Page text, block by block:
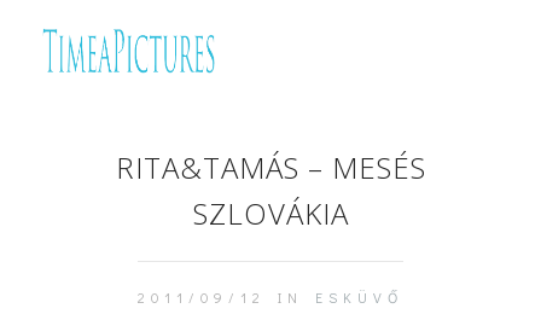
RITA&TAMÁS – MESÉS
SZLOVÁKIA
2011/09/12 IN ESKÜVŐ